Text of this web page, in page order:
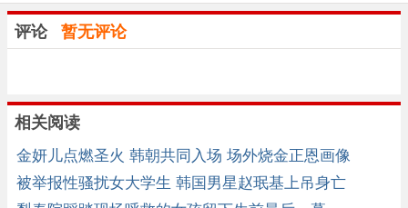
评论 暂无评论
相关阅读
金妍儿点燃圣火 韩朝共同入场 场外烧金正恩画像
被举报性骚扰女大学生 韩国男星赵珉基上吊身亡